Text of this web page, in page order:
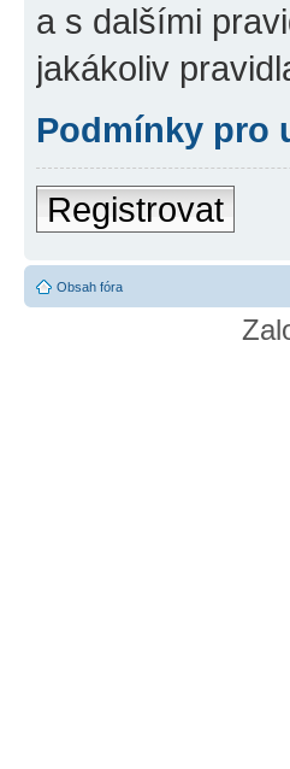
a s dalšími
jakákoliv
Podmínky pro
Registrovat
Obsah fóra